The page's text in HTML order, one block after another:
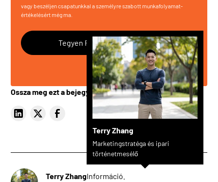
vagy beszéljen csapatunkkal a személyre szabott munkafolyamat-
értékelésért még ma.
Tegyen Fel Bármilyen Kérdést
Ossza meg ezt a bejegyzést
Terry Zhang
Terry Zhang
Marketingstratéga és ipari
történetmesélő
Információ.